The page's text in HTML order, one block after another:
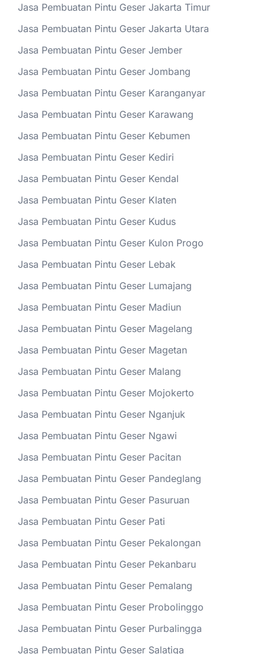
Jasa Pembuatan Pintu Geser Jakarta Timur
Jasa Pembuatan Pintu Geser Jakarta Utara
Jasa Pembuatan Pintu Geser Jember
Jasa Pembuatan Pintu Geser Jombang
Jasa Pembuatan Pintu Geser Karanganyar
Jasa Pembuatan Pintu Geser Karawang
Jasa Pembuatan Pintu Geser Kebumen
Jasa Pembuatan Pintu Geser Kediri
Jasa Pembuatan Pintu Geser Kendal
Jasa Pembuatan Pintu Geser Klaten
Jasa Pembuatan Pintu Geser Kudus
Jasa Pembuatan Pintu Geser Kulon Progo
Jasa Pembuatan Pintu Geser Lebak
Jasa Pembuatan Pintu Geser Lumajang
Jasa Pembuatan Pintu Geser Madiun
Jasa Pembuatan Pintu Geser Magelang
Jasa Pembuatan Pintu Geser Magetan
Jasa Pembuatan Pintu Geser Malang
Jasa Pembuatan Pintu Geser Mojokerto
Jasa Pembuatan Pintu Geser Nganjuk
Jasa Pembuatan Pintu Geser Ngawi
Jasa Pembuatan Pintu Geser Pacitan
Jasa Pembuatan Pintu Geser Pandeglang
Jasa Pembuatan Pintu Geser Pasuruan
Jasa Pembuatan Pintu Geser Pati
Jasa Pembuatan Pintu Geser Pekalongan
Jasa Pembuatan Pintu Geser Pekanbaru
Jasa Pembuatan Pintu Geser Pemalang
Jasa Pembuatan Pintu Geser Probolinggo
Jasa Pembuatan Pintu Geser Purbalingga
Jasa Pembuatan Pintu Geser Salatiga